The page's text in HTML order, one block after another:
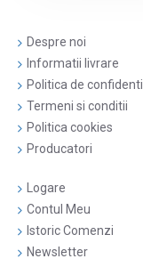
Despre noi
Informatii livrare
Politica de
Termeni si conditii
Politica cookies
Producatori
Logare
Contul Meu
Istoric Comenzi
Newsletter